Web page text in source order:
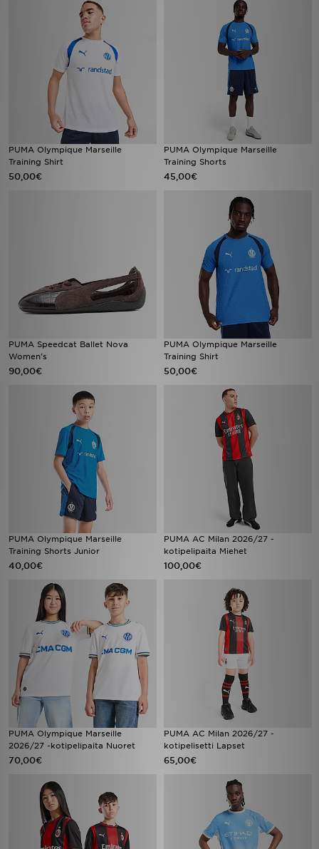
PUMA Olympique Marseille
Training Shirt
50,00€
PUMA Olympique Marseille
Training Shorts
45,00€
PUMA Speedcat Ballet Nova
Women's
90,00€
PUMA Olympique Marseille
Training Shirt
50,00€
PUMA Olympique Marseille
Training Shorts Junior
40,00€
PUMA AC Milan 2026/27 -
kotipelipaita Miehet
100,00€
PUMA Olympique Marseille
2026/27 -kotipelipaita Nuoret
70,00€
PUMA AC Milan 2026/27 -
kotipelisetti Lapset
65,00€